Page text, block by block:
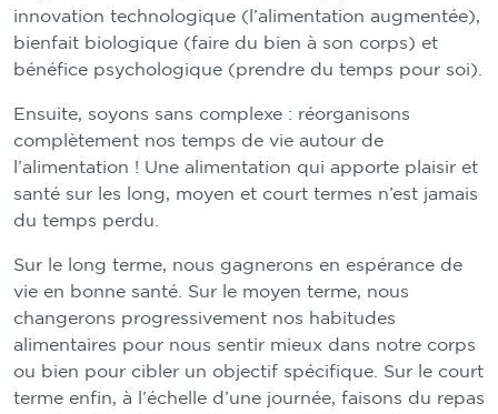
innovation technologique (l’alimentation augmentée),
bienfait biologique (faire du bien à son corps) et
bénéfice psychologique (prendre du temps pour soi).
Ensuite, soyons sans complexe : réorganisons
complètement nos temps de vie autour de
l’alimentation ! Une alimentation qui apporte plaisir et
santé sur les long, moyen et court termes n’est jamais
du temps perdu.
Sur le long terme, nous gagnerons en espérance de
vie en bonne santé. Sur le moyen terme, nous
changerons progressivement nos habitudes
alimentaires pour nous sentir mieux dans notre corps
ou bien pour cibler un objectif spécifique. Sur le court
terme enfin, à l’échelle d’une journée, faisons du repas